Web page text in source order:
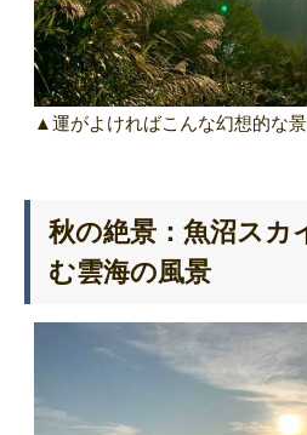
▲運がよければこんな幻想的な
秋の絶景：魚沼スカ
む雲海の風景